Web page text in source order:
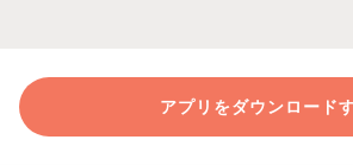
アプリをダウンロード